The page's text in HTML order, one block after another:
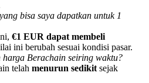
imbalan tunai
bisa saya dapatkan untuk 1
€1 EUR dapat membeli
ini berubah sesuai kondisi pasar.
Berachain seiring waktu?
telah menurun sedikit sejak